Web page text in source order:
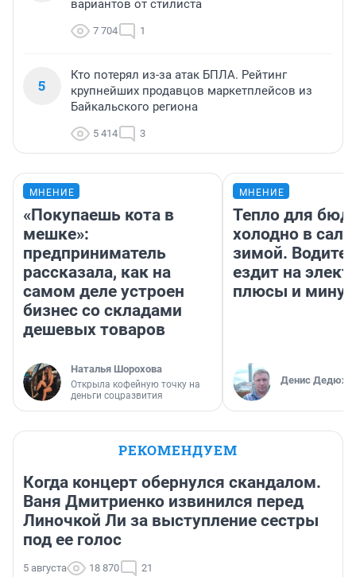
вариантов от стилиста
7 704 1
5
Кто потерял из-за атак БПЛА. Рейтинг
крупнейших продавцов маркетплейсов из
Байкальского региона
5 414 3
МНЕНИЕ
«Покупаешь кота в
мешке»:
предприниматель
рассказала, как на
самом деле устроен
бизнес со складами
дешевых товаров
Наталья Шорохова
Открыла кофейную точку на
деньги соцразвития
МНЕНИЕ
Тепло для
холодно в
зимой.
ездит на
плюсы и
Денис
РЕКОМЕНДУЕМ
Когда концерт обернулся скандалом.
Ваня Дмитриенко извинился перед
Линочкой Ли за выступление сестры
под ее голос
5 августа 18 870 21